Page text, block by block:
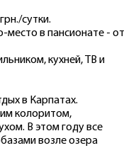
сутки.
место в пансионате - от
кухней, ТВ и
в Карпатах.
колоритом,
В этом году все
возле озера